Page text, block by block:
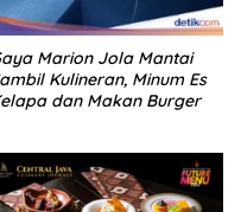
Marion Jola Mantai
Kulineran, Minum Es
dan Makan Burger